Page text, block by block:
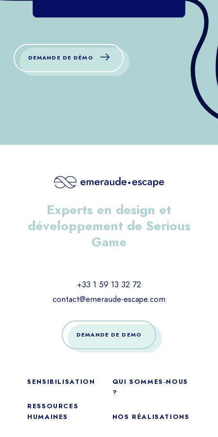
DEMANDE DE DÉMO
Experts en design et
développement de Serious
Game
+33 1 59 13 32 72
contact@emeraude-escape.com
DEMANDE DE DEMO
SENSIBILISATION
RESSOURCES
HUMAINES
QUI SOMMES-NOUS
?
NOS RÉALISATIONS